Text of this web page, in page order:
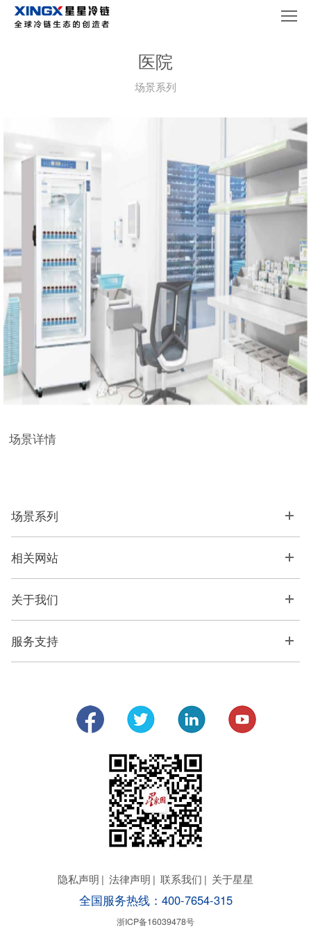
医院
场景系列
场景详情
场景系列
相关网站
关于我们
服务支持
隐私声明 | 法律声明 | 联系我们 | 关于星星
全国服务热线：400-7654-315
浙ICP备16039478号